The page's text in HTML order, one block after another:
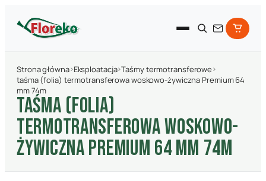
Strona główna›Eksploatacja›Taśmy termotransferowe›
taśma (folia) termotransferowa woskowo-żywiczna Premium 64
mm 74m
TAśMA (FOLIA)
TERMOTRANSFEROWA WOSKOWO-
żYWICZNA PREMIUM 64 MM 74M